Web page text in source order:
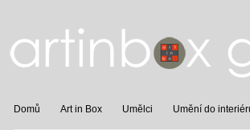
Domů Art in Box Umělci Umění do